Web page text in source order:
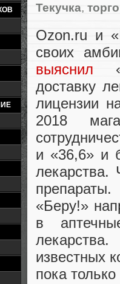
Текучка,
Ozon.ru и
своих
выяснил
доставку
лицензии
2018
и «36,6» и
лекарства.
«Беру!»
в
известных
пока